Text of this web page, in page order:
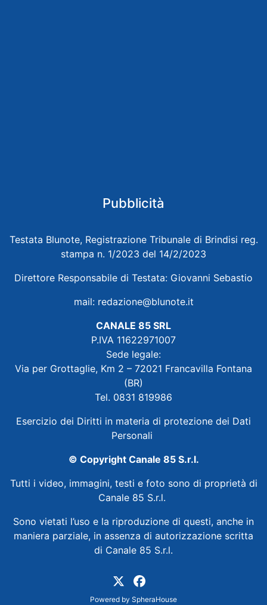
Pubblicità
Testata Blunote, Registrazione Tribunale di Brindisi reg.
stampa n. 1/2023 del 14/2/2023
Direttore Responsabile di Testata: Giovanni Sebastio
mail: redazione@blunote.it
CANALE 85 SRL
P.IVA 11622971007
Sede legale:
Via per Grottaglie, Km 2 – 72021 Francavilla Fontana
(BR)
Tel. 0831 819986
Esercizio dei Diritti in materia di protezione dei Dati
Personali
© Copyright Canale 85 S.r.l.
Tutti i video, immagini, testi e foto sono di proprietà di
Canale 85 S.r.l.
Sono vietati l’uso e la riproduzione di questi, anche in
maniera parziale, in assenza di autorizzazione scritta
di Canale 85 S.r.l.
Powered by SpheraHouse